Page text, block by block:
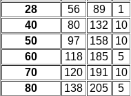
28 56 89
1
40
80 132
10
50
97 158
10
60
118 185
5
70
120 191
10
80
138 205
5